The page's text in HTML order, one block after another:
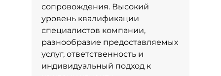
сопровождения. Высокий
уровень квалификации
специалистов компании,
разнообразие предоставляемых
услуг, ответственность и
индивидуальный подход к